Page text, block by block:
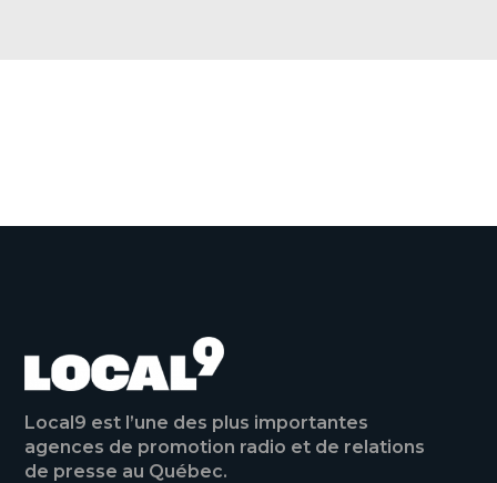
Local9 est l’une des plus importantes
agences de promotion radio et de relations
de presse au Québec.